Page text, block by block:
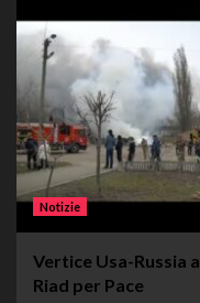
Notizie
Vertice Usa-Russia a
Riad per Pace